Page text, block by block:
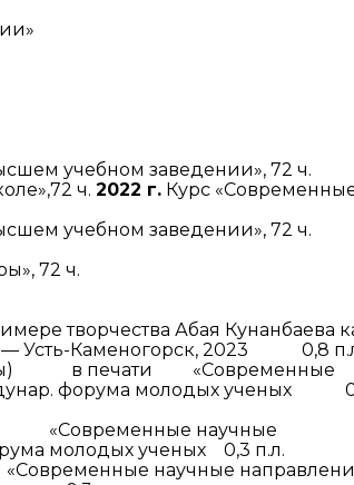
развития и
учебном заведении», 72 ч.
ч. 2022 г. Курс
учебном заведении», 72 ч.
72 ч.
творчества Абая Кунанбаева
— Усть-Каменогорск, 2023 0,8
в печати «Современные
форума молодых ученых
«Современные научные
молодых ученых 0,3 п.л.
научные